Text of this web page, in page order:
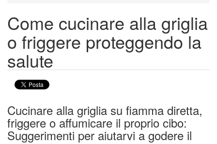
Come cucinare alla griglia
o friggere proteggendo la
salute
Cucinare alla griglia su fiamma diretta,
friggere o affumicare il proprio cibo:
Suggerimenti per aiutarvi a godere il